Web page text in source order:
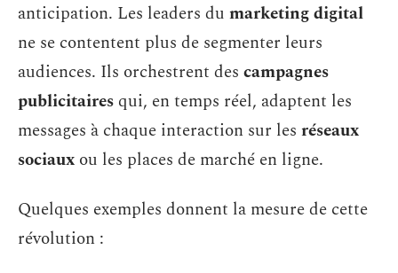
anticipation. Les leaders du marketing digital
ne se contentent plus de segmenter leurs
audiences. Ils orchestrent des campagnes
publicitaires qui, en temps réel, adaptent les
messages à chaque interaction sur les réseaux
sociaux ou les places de marché en ligne.
Quelques exemples donnent la mesure de cette
révolution :